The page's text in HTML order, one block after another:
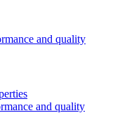
and quality
and quality